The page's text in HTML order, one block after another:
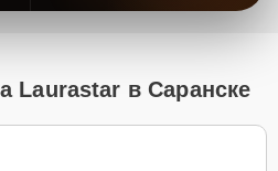
Laurastar в Саранске